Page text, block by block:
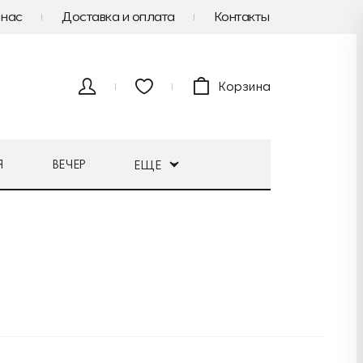
Доставка и оплата Контакты
Корзина
ВЕЧЕР ЕЩЕ